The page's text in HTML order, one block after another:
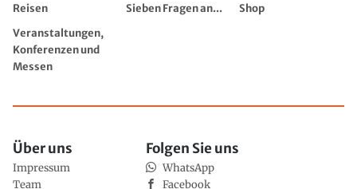
Reisen
Sieben Fragen an...
Shop
Veranstaltungen,
Konferenzen und
Messen
Über uns
Impressum
Team
Folgen Sie uns
WhatsApp
Facebook